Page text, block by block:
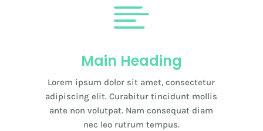

Main Heading
Lorem ipsum dolor sit amet, consectetur
adipiscing elit. Curabitur tincidunt mollis
ante non volutpat. Nam consequat diam
nec leo rutrum tempus.